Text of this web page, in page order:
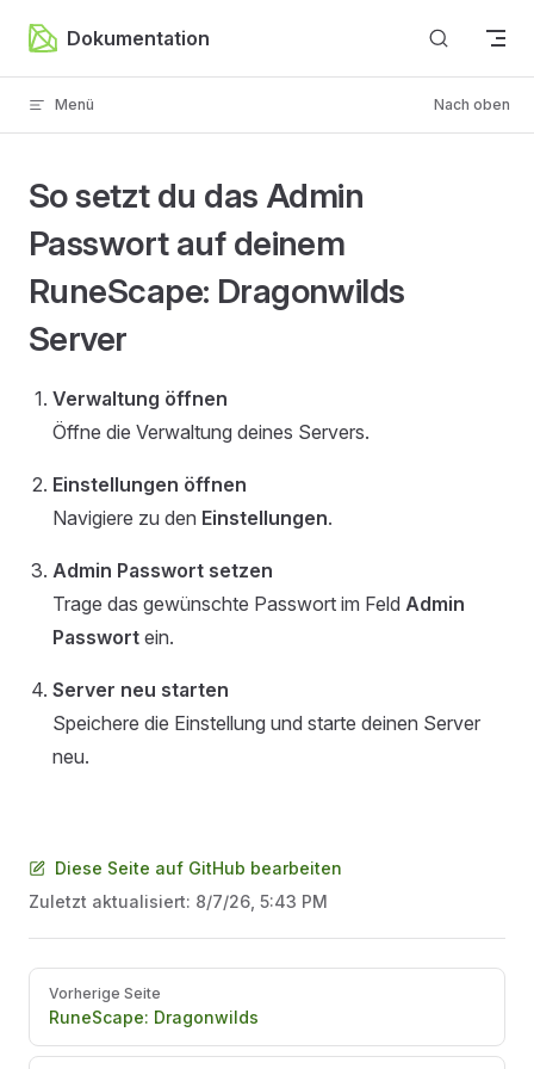
Zum Inhalt springen
Dokumentation
Menü Nach oben
So setzt du das Admin
Passwort auf deinem
RuneScape: Dragonwilds
Server
Verwaltung öffnen
Öffne die Verwaltung deines Servers.
Einstellungen öffnen
Navigiere zu den Einstellungen.
Admin Passwort setzen
Trage das gewünschte Passwort im Feld Admin
Passwort ein.
Server neu starten
Speichere die Einstellung und starte deinen Server
neu.
Diese Seite auf GitHub bearbeiten
Zuletzt aktualisiert: 8/7/26, 5:43 PM
Pager
Vorherige Seite
RuneScape: Dragonwilds